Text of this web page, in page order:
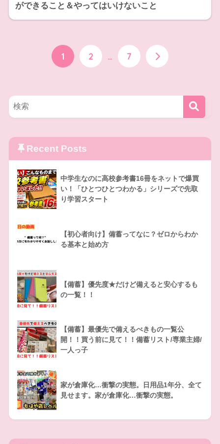
ができること＆やってはいけないこと
1 2 … 7
Recent Posts
中学生なのに高校参考書16冊をネットで爆買
い！「ひとつひとつわかる」シリーズで先取
り学習スタート
【初心者向け】備蓄ってなに？ゼロからわか
る基本と始め方
【備蓄】優先度★だけど備えると安心するも
の一覧！！
【備蓄】最優先で備えるべきもの一覧公
開！！買う前に見て！！備蓄リスト/専業主婦/
一人っ子
家が倉庫化…衝撃の実態。日用品1年分、全て
見せます。家が倉庫化…衝撃の実態。